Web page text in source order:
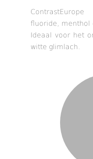
fluoride, menthol
Ideaal voor het
witte glimlach.